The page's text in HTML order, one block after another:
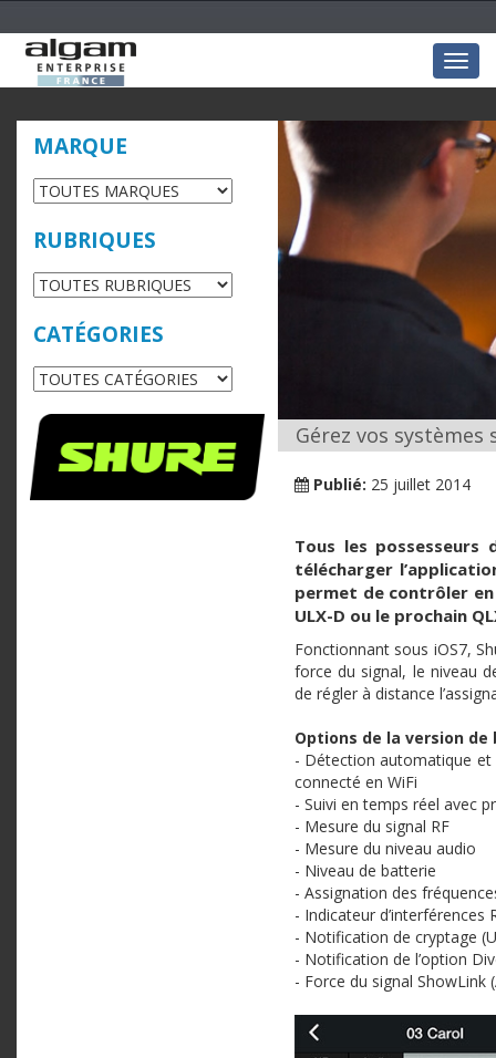
MARQUE
RUBRIQUES
CATÉGORIES
Gérez vos systèmes
Publié: 25 juillet 2014
Tous les
télécharger
permet de contrôler
ULX-D ou le prochain
Fonctionnant sous iOS7,
force du signal, le niveau
de régler à distance
Options de la version
- Détection automatique et
connecté en WiFi
- Suivi en temps réel avec
- Mesure du signal RF
- Mesure du niveau audio
- Niveau de batterie
- Assignation des
- Indicateur d’interférences
- Notification de cryptage
- Notification de l’option
- Force du signal ShowLink